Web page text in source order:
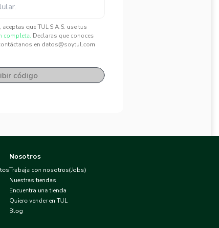
que TUL S.A.S. use tus
completa. Declaras que conoces
en datos@soytul.com
código
Nosotros
Trabaja con nosotros(Jobs)
Nuestras tiendas
Encuentra una tienda
Quiero vender en TUL
Blog